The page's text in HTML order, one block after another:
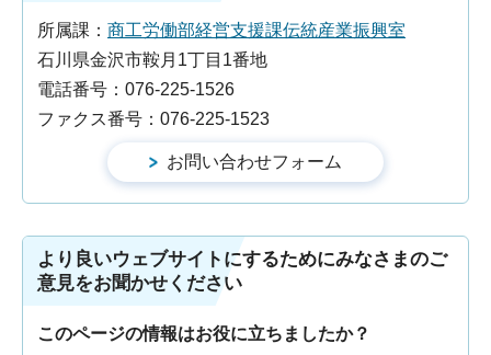
所属課： 商工労働部経営支援課伝統産業振興室
石川県金沢市鞍月1丁目1番地
電話番号：076-225-1526
ファクス番号：076-225-1523
より良いウェブサイトにするためにみなさまのご
意見をお聞かせください
このページの情報はお役に立ちましたか？